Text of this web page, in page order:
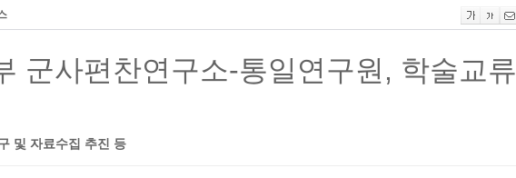
군사편찬연구소-통일연구원, 학술교류
및 자료수집 추진 등